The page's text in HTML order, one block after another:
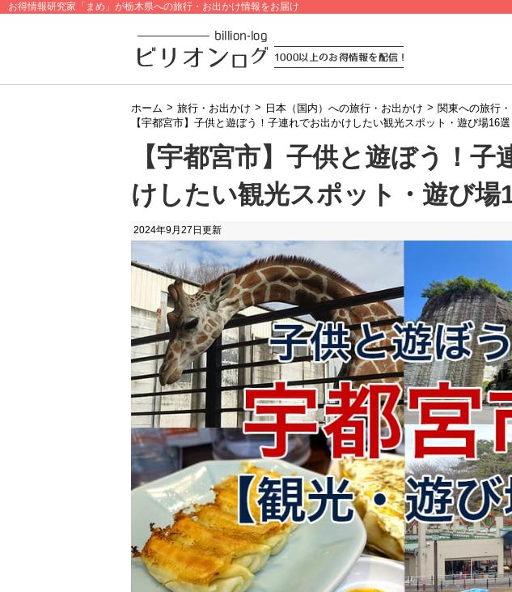
お得情報研究家「まめ」が栃木県への旅行・お出かけ情報をお届け
ホーム > 旅行・お出かけ > 日本（国内）への旅行・お出かけ > 関東への旅行
【宇都宮市】子供と遊ぼう！子連れでお出かけしたい観光スポット・遊び場16選
【宇都宮市】子供と遊ぼう！子
けしたい観光スポット・遊び場
2024年9月27日 更新